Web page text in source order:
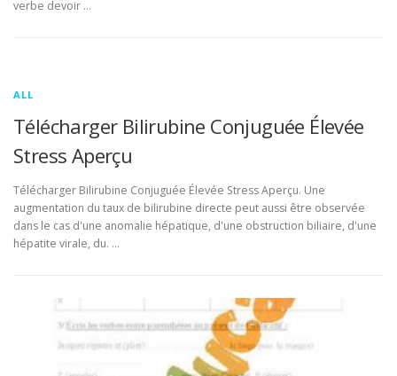
verbe devoir …
ALL
Télécharger Bilirubine Conjuguée Élevée
Stress Aperçu
Télécharger Bilirubine Conjuguée Élevée Stress Aperçu. Une
augmentation du taux de bilirubine directe peut aussi être observée
dans le cas d'une anomalie hépatique, d'une obstruction biliaire, d'une
hépatite virale, du. …